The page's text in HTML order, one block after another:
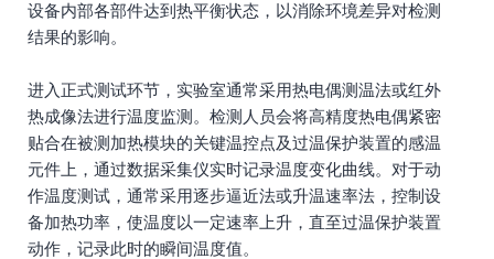
设备内部各部件达到热平衡状态，以消除环境差异对检测
结果的影响。
进入正式测试环节，实验室通常采用热电偶测温法或红外
热成像法进行温度监测。检测人员会将高精度热电偶紧密
贴合在被测加热模块的关键温控点及过温保护装置的感温
元件上，通过数据采集仪实时记录温度变化曲线。对于动
作温度测试，通常采用逐步逼近法或升温速率法，控制设
备加热功率，使温度以一定速率上升，直至过温保护装置
动作，记录此时的瞬间温度值。